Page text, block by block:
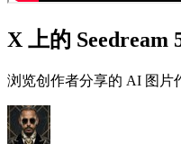
X 上的 Seedream
浏览创作者分享的 AI 图片